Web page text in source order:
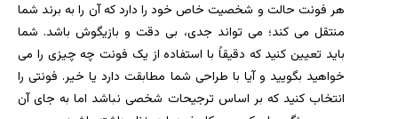
هر فونت حالت و شخصیت خاص خود را دارد که آن را به برند شما
منتقل می کند؛ می تواند جدی، بی دقت و بازیگوش باشد. شما
باید تعیین کنید که دقیقاً با استفاده از یک فونت چه چیزی را می
خواهید بگویید و آیا با طراحی شما مطابقت دارد یا خیر. فونتی را
انتخاب کنید که بر اساس ترجیحات شخصی نباشد اما به جای آن